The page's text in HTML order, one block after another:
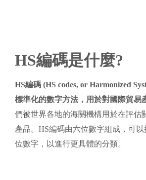
HS編碼是什麼?
HS編碼 (HS codes, or Harmonized
標準化的數字方法，用於對國際貿易
們被世界各地的海關機構用於在評估
產品。HS編碼由六位數字組成，可
位數字，以進行更具體的分類。